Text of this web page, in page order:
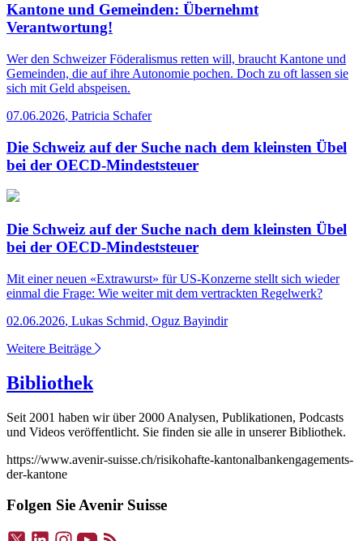
Kantone und Gemeinden: Übernehmt
Verantwortung!
Wer den Schweizer Föderalismus retten will, braucht Kantone und
Gemeinden, die auf ihre Autonomie pochen. Doch zu oft lassen sie
sich mit Geld abspeisen.
07.06.2026, Patricia Schafer
Die Schweiz auf der Suche nach dem kleinsten Übel
bei der OECD-Mindeststeuer
Die Schweiz auf der Suche nach dem kleinsten Übel
bei der OECD-Mindeststeuer
Mit einer neuen «Extrawurst» für US-Konzerne stellt sich wieder
einmal die Frage: Wie weiter mit dem vertrackten Regelwerk?
02.06.2026, Lukas Schmid, Oguz Bayindir
Weitere Beiträge
Bibliothek
Seit 2001 haben wir über 2000 Analysen, Publikationen, Podcasts
und Videos veröffentlicht. Sie finden sie alle in unserer Bibliothek.
https://www.avenir-suisse.ch/risikohafte-kantonalbankengagements-
der-kantone
Folgen Sie Avenir Suisse